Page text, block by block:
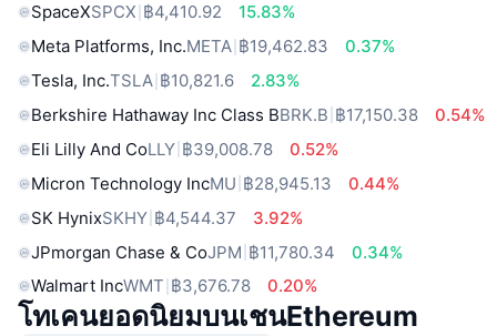
SpaceXSPCX ฿4,410.92
15.83%
Meta Platforms, Inc.META ฿19,462.83
0.37%
Tesla, Inc.TSLA ฿10,821.6
2.83%
Berkshire Hathaway Inc Class BBRK.B ฿17,150.38
0.54%
Eli Lilly And CoLLY ฿39,008.78
0.52%
Micron Technology IncMU ฿28,945.13
0.44%
SK HynixSKHY ฿4,544.37
3.92%
JPmorgan Chase & CoJPM ฿11,780.34
0.34%
Walmart IncWMT ฿3,676.78 0.20%
โทเคนยอดนิยมบนเชนEthereum